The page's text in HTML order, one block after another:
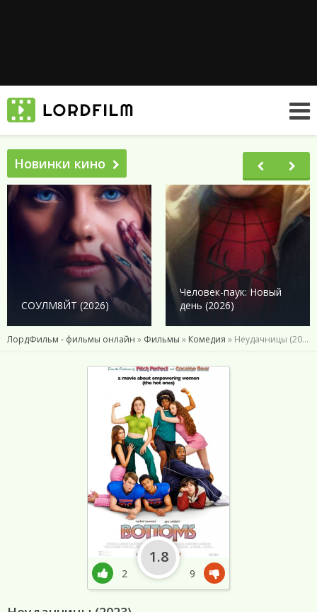
Новинки кино
СОУЛМ8ЙТ (2026)
Человек-паук: Новый
день (2026)
ЛордФильм - фильмы онлайн » Фильмы » Комедия » Неудачницы (2023)
2
1.8
9